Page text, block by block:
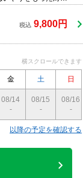
けるように★サービ
させて頂きます)
税込 9,800円
横スクロールできます
金 土 日
08/14
-
08/15
-
08/16
-
以降の予定を確認する